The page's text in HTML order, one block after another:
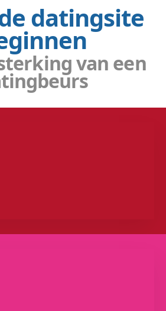
datingsite
van een